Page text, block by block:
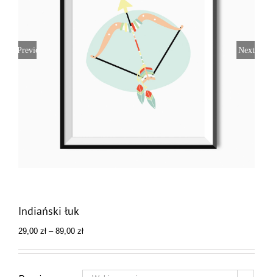
Previous Next
Indiański łuk
29,00 zł – 89,00 złZakres
od